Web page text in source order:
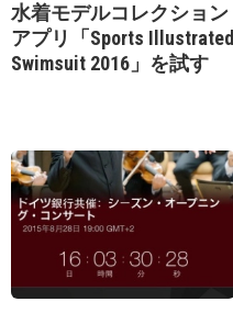
水着モデルコレクション
アプリ「Sports Illustrated
Swimsuit 2016」を試す